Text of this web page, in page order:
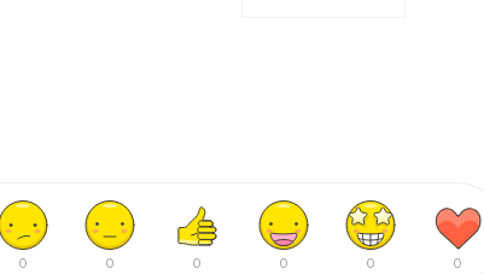
0 0 0 0 0 0